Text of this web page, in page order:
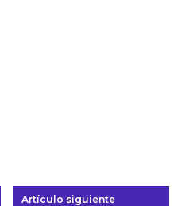
Artículo siguiente